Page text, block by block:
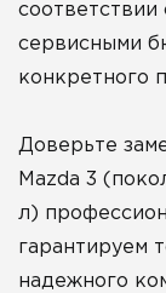
соответствии
сервисными
конкретного
Доверьте
Mazda 3
л)
гарантируем
надежного